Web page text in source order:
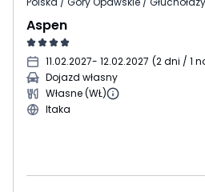
Aspen
11.02.2027- 12.02.2027 (2 dni / 1
Dojazd własny
Własne (WŁ)
Itaka